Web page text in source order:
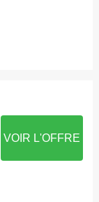
VOIR L'OFFRE